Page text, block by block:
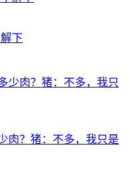
下
肉？猪：不多，我只是